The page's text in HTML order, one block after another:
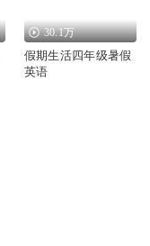
30.1万
假期生活四年级暑假
英语